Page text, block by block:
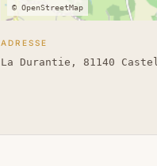
© OpenStreetMap
ADRESSE
La Durantie, 81140